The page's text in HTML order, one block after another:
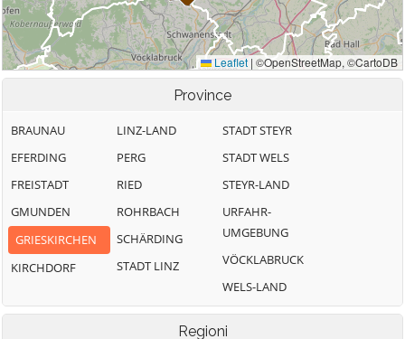
Province
BRAUNAU
EFERDING
FREISTADT
GMUNDEN
GRIESKIRCHEN
KIRCHDORF
LINZ-LAND
PERG
RIED
ROHRBACH
SCHÄRDING
STADT LINZ
STADT STEYR
STADT WELS
STEYR-LAND
URFAHR-
UMGEBUNG
VÖCKLABRUCK
WELS-LAND
Regioni